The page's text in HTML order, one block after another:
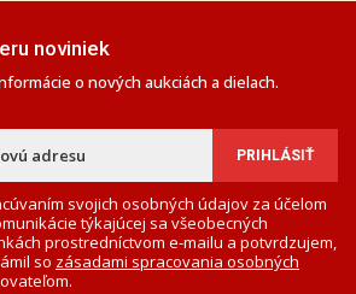
noviniek
o nových aukciách a dielach.
svojich osobných údajov za účelom
týkajúcej sa všeobecných
prostredníctvom e-mailu a potvrdzujem,
so zásadami spracovania osobných